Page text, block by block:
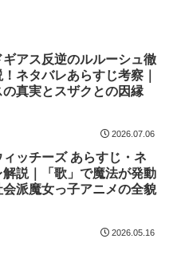
ギアス反逆のルルーシュ徹
ネタバレあらすじ考察｜
の真実とスザクとの因縁
2026.07.06
ィッチーズ あらすじ・ネ
解説｜「歌」で魔法が発動
会派魔女っ子アニメの全貌
2026.05.16